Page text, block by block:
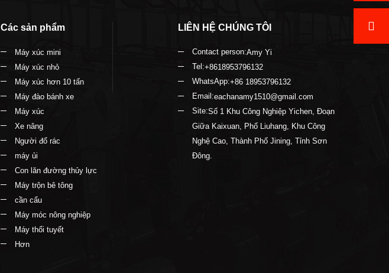
Các sản phẩm
Máy xúc mini
Máy xúc nhỏ
Máy xúc hơn 10 tấn
Máy đào bánh xe
Máy xúc
Xe nâng
Người đổ rác
máy ủi
Con lăn đường thủy lực
Máy trộn bê tông
cần cẩu
Máy móc nông nghiệp
Máy thổi tuyết
Hơn
LIÊN HỆ CHÚNG TÔI
Contact person:Amy Yi
Tel:+8618953796132
WhatsApp:+86 18953796132
Email:eachanamy1510@gmail.com
Site:Số 1 Khu Công Nghiệp Yichen, Đoạn
Giữa Kaixuan, Phố Liuhang, Khu Công
Nghệ Cao, Thành Phố Jining, Tỉnh Sơn
Đông.